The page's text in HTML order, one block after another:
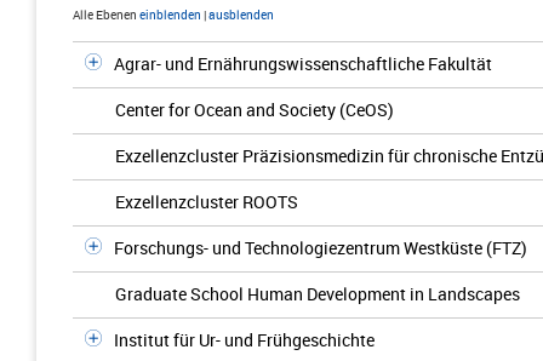
Alle Ebenen einblenden |ausblenden
Agrar- und Ernährungswissenschaftliche Fakultät
Center for Ocean and Society (CeOS)
Exzellenzcluster Präzisionsmedizin für chronische
Exzellenzcluster ROOTS
Forschungs- und Technologiezentrum Westküste (FTZ)
Graduate School Human Development in Landscapes
Institut für Ur- und Frühgeschichte